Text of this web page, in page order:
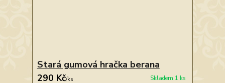
Stará gumová hračka berana
290 Kč/ks Skladem 1 ks